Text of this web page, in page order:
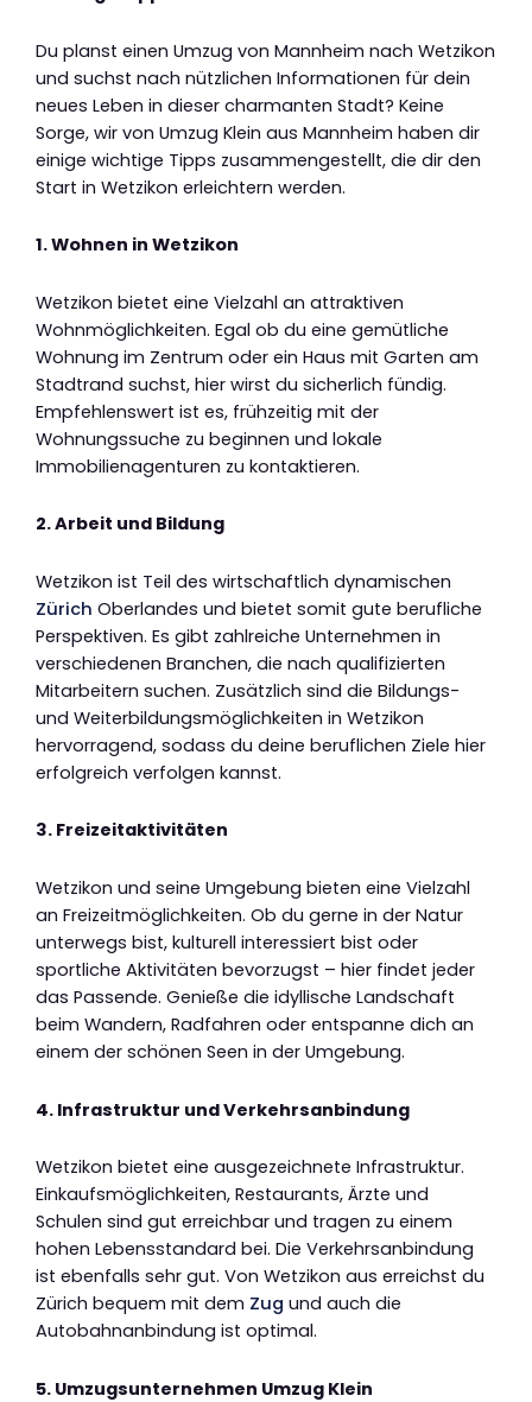
Du planst einen Umzug von Mannheim nach Wetzikon
und suchst nach nützlichen Informationen für dein
neues Leben in dieser charmanten Stadt? Keine
Sorge, wir von Umzug Klein aus Mannheim haben dir
einige wichtige Tipps zusammengestellt, die dir den
Start in Wetzikon erleichtern werden.
1. Wohnen in Wetzikon
Wetzikon bietet eine Vielzahl an attraktiven
Wohnmöglichkeiten. Egal ob du eine gemütliche
Wohnung im Zentrum oder ein Haus mit Garten am
Stadtrand suchst, hier wirst du sicherlich fündig.
Empfehlenswert ist es, frühzeitig mit der
Wohnungssuche zu beginnen und lokale
Immobilienagenturen zu kontaktieren.
2. Arbeit und Bildung
Wetzikon ist Teil des wirtschaftlich dynamischen
Zürich Oberlandes und bietet somit gute berufliche
Perspektiven. Es gibt zahlreiche Unternehmen in
verschiedenen Branchen, die nach qualifizierten
Mitarbeitern suchen. Zusätzlich sind die Bildungs-
und Weiterbildungsmöglichkeiten in Wetzikon
hervorragend, sodass du deine beruflichen Ziele hier
erfolgreich verfolgen kannst.
3. Freizeitaktivitäten
Wetzikon und seine Umgebung bieten eine Vielzahl
an Freizeitmöglichkeiten. Ob du gerne in der Natur
unterwegs bist, kulturell interessiert bist oder
sportliche Aktivitäten bevorzugst – hier findet jeder
das Passende. Genieße die idyllische Landschaft
beim Wandern, Radfahren oder entspanne dich an
einem der schönen Seen in der Umgebung.
4. Infrastruktur und Verkehrsanbindung
Wetzikon bietet eine ausgezeichnete Infrastruktur.
Einkaufsmöglichkeiten, Restaurants, Ärzte und
Schulen sind gut erreichbar und tragen zu einem
hohen Lebensstandard bei. Die Verkehrsanbindung
ist ebenfalls sehr gut. Von Wetzikon aus erreichst du
Zürich bequem mit dem Zug und auch die
Autobahnanbindung ist optimal.
5. Umzugsunternehmen Umzug Klein